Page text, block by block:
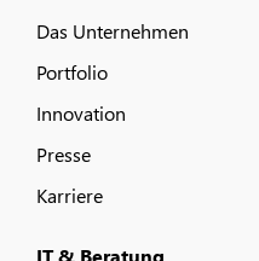
Das Unternehmen
Portfolio
Innovation
Presse
Karriere